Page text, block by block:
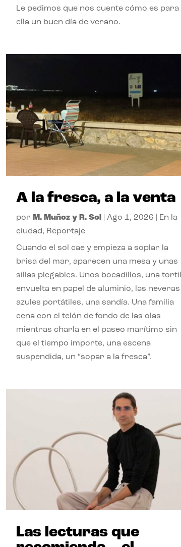
Le pedimos que nos cuente cómo es para
ella un buen día de verano.
A la fresca, a la venta
por M. Muñoz y R. Sol Ago 1, 2026
En la
ciudad, Reportaje
Cuando el sol cae y empieza a soplar la
brisa del mar, aparecen una mesa y unas
sillas plegables. Unos bocadillos, una
envuelta en papel de aluminio, las neveras
azules portátiles, una sandía. Una familia
cena con el telón de fondo de las olas
mientras charla en el paseo marítimo sin
que el tiempo importe, una escena
suspendida, un “sopar a la fresca”.
Las lecturas que